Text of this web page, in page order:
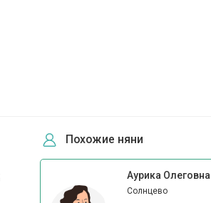
Похожие няни
Аурика Олеговна
Солнцево